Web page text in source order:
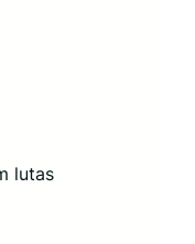
lutas